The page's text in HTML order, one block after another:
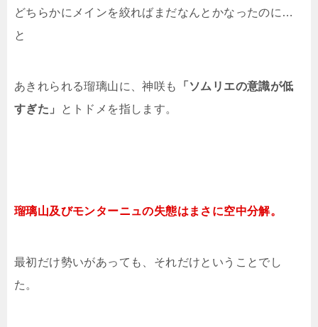
どちらかにメインを絞ればまだなんとかなったのに…
と
あきれられる瑠璃山に、神咲も
「ソムリエの意識が低
すぎた」
とトドメを指します。
瑠璃山及びモンターニュの失態はまさに空中分解。
最初だけ勢いがあっても、それだけということでし
た。